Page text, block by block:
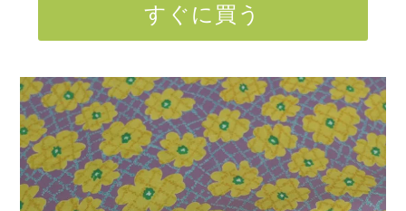
すぐに買う